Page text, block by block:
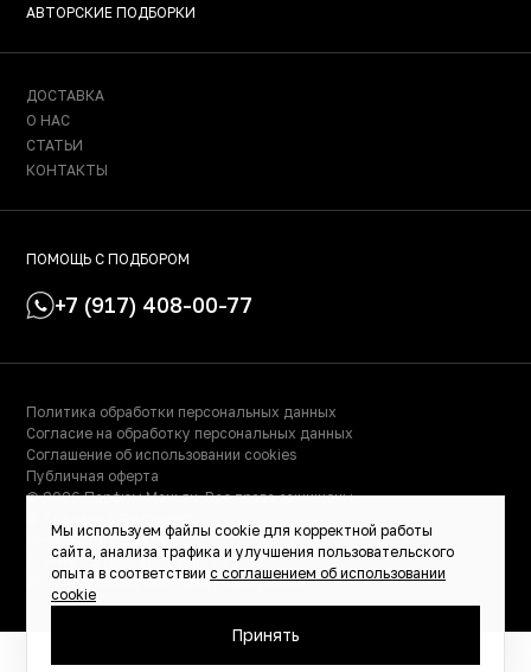
АВТОРСКИЕ ПОДБОРКИ
ДОСТАВКА
О НАС
СТАТЬИ
КОНТАКТЫ
ПОМОЩЬ С ПОДБОРОМ
+7 (917) 408-00-77
Политика обработки персональных данных
Согласие на обработку персональных данных
Соглашение об использовании cookies
Публичная оферта
© 2026 Парфюм Маньяк. Все права защищены.
ИНН: 023000504158
ОГРНИП: 319028000115522
ИП Масалимова Светлана Рафаэльевна
Мы используем файлы cookie для корректной работы
сайта, анализа трафика и улучшения пользовательского
опыта в соответствии с соглашением об использовании
cookie
Принять